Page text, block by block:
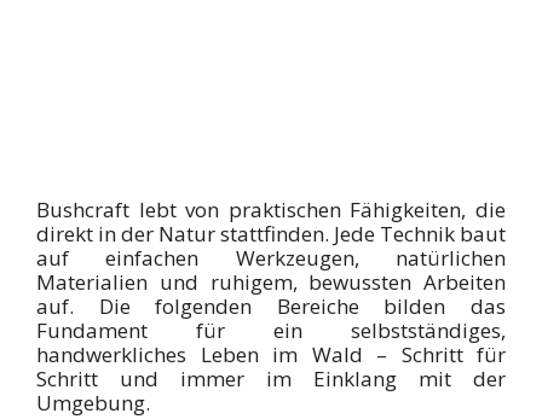
Bushcraft lebt von praktischen Fähigkeiten, die
direkt in der Natur stattfinden. Jede Technik baut
auf einfachen Werkzeugen, natürlichen
Materialien und ruhigem, bewussten Arbeiten
auf. Die folgenden Bereiche bilden das
Fundament für ein selbstständiges,
handwerkliches Leben im Wald – Schritt für
Schritt und immer im Einklang mit der
Umgebung.